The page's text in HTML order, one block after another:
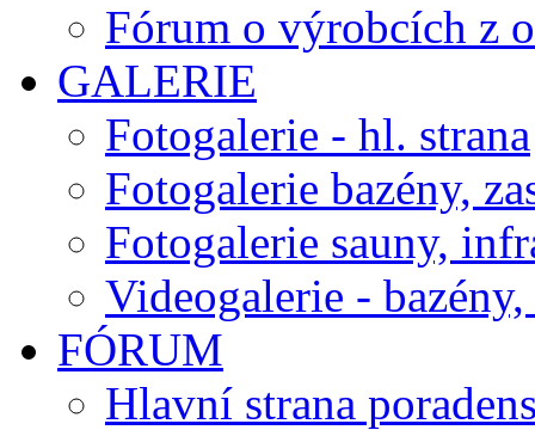
Fórum o výrobcích z
GALERIE
Fotogalerie - hl. strana
Fotogalerie bazény,
Fotogalerie sauny,
Videogalerie - bazény,
FÓRUM
Hlavní strana